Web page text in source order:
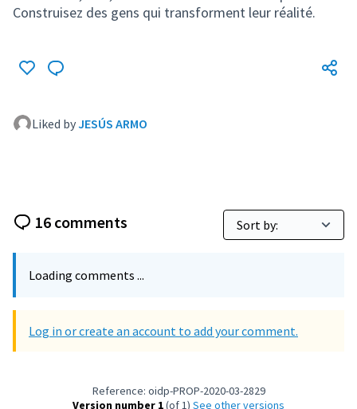
Liked byJESÚS ARMO
16 comments
Loading comments ...
Log in or create an account to add your comment.
Reference: oidp-PROP-2020-03-2829
Version number 1(of 1) see other versions